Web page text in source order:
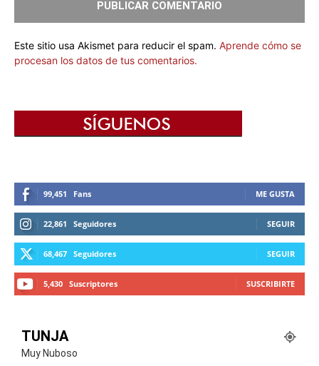
Este sitio usa Akismet para reducir el spam. Aprende cómo se
procesan los datos de tus comentarios.
99,451 Fans ME GUSTA
22,861 Seguidores SEGUIR
68,467 Seguidores SEGUIR
5,430 Suscriptores SUSCRIBIRTE
TUNJA
Muy Nuboso